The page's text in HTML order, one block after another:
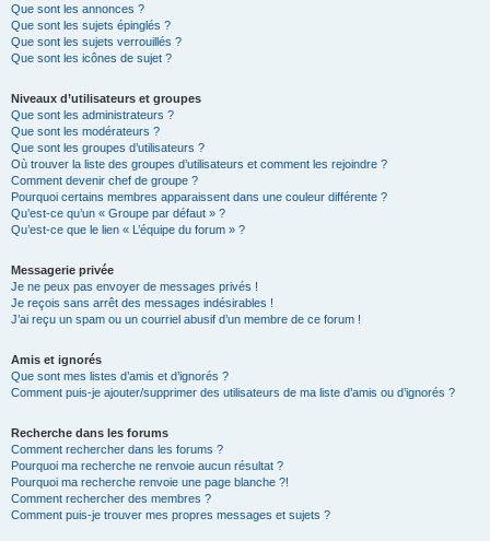
Que sont les annonces ?
Que sont les sujets épinglés ?
Que sont les sujets verrouillés ?
Que sont les icônes de sujet ?
Niveaux d’utilisateurs et groupes
Que sont les administrateurs ?
Que sont les modérateurs ?
Que sont les groupes d’utilisateurs ?
Où trouver la liste des groupes d’utilisateurs et comment les rejoindre ?
Comment devenir chef de groupe ?
Pourquoi certains membres apparaissent dans une couleur différente ?
Qu’est-ce qu’un « Groupe par défaut » ?
Qu’est-ce que le lien « L’équipe du forum » ?
Messagerie privée
Je ne peux pas envoyer de messages privés !
Je reçois sans arrêt des messages indésirables !
J’ai reçu un spam ou un courriel abusif d’un membre de ce forum !
Amis et ignorés
Que sont mes listes d’amis et d’ignorés ?
Comment puis-je ajouter/supprimer des utilisateurs de ma liste d’amis ou d’ignorés ?
Recherche dans les forums
Comment rechercher dans les forums ?
Pourquoi ma recherche ne renvoie aucun résultat ?
Pourquoi ma recherche renvoie une page blanche ?!
Comment rechercher des membres ?
Comment puis-je trouver mes propres messages et sujets ?